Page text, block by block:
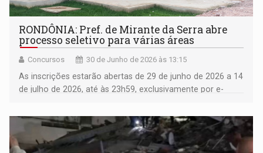
RONDÔNIA: Pref. de Mirante da Serra abre
processo seletivo para várias áreas
Concursos 30 de Junho de 2026 às 13:15
As inscrições estarão abertas de 29 de junho de 2026 a 14
de julho de 2026, até às 23h59, exclusivamente por e-